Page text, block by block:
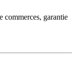
commerces, garantie